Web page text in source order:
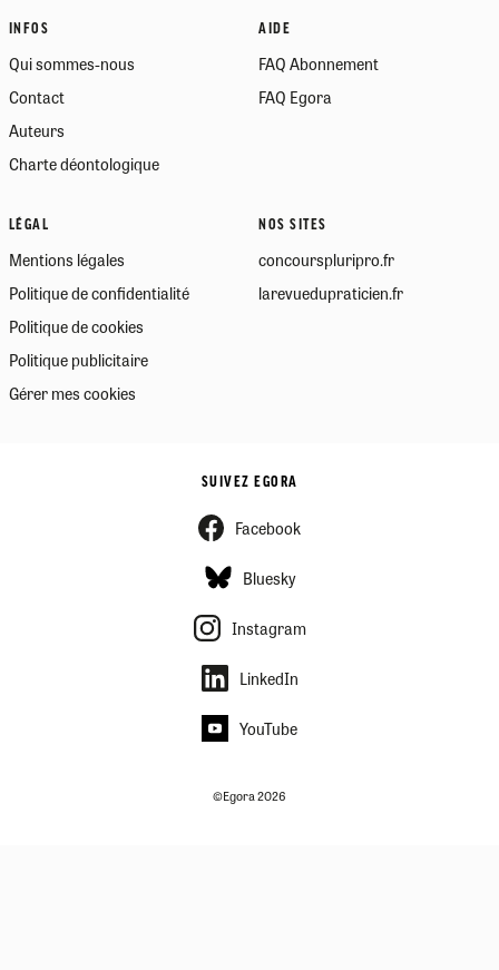
INFOS
Qui sommes-nous
Contact
Auteurs
Charte déontologique
AIDE
FAQ Abonnement
FAQ Egora
LÉGAL
Mentions légales
Politique de confidentialité
Politique de cookies
Politique publicitaire
Gérer mes cookies
NOS SITES
concourspluripro.fr
larevuedupraticien.fr
SUIVEZ EGORA
Facebook
Bluesky
Instagram
LinkedIn
YouTube
©Egora 2026